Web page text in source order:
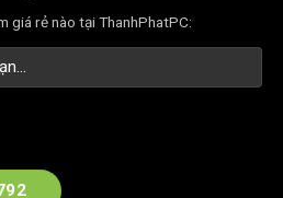
giá rẻ nào tại ThanhPhatPC: